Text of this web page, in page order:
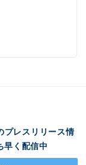
プレスリリース情
早く配信中